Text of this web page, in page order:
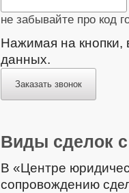
не забывайте про код
Нажимая на
данных.
Заказать звонок
Виды сделок
В «Центре
сопровождению